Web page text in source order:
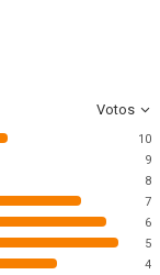
Votos
10
9
8
7
6
5
4